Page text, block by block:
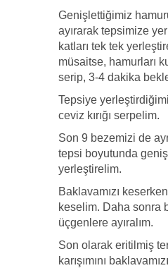
Genişlettiğimiz
ayırarak tepsimize
katları tek tek
müsaitse, hamurları
serip, 3-4 dakika
Tepsiye
ceviz kırığı serpelim.
Son 9 bezemizi de
tepsi boyutunda
yerleştirelim.
Baklavamızı
keselim. Daha sonra
üçgenlere ayıralım.
Son olarak eritilmiş
karışımını